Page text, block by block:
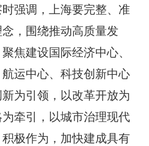
强调，上海要完整、准
，围绕推动高质量发
焦建设国际经济中心、
运中心、科技创新中心
为引领，以改革开放为
牵引，以城市治理现代
极作为，加快建成具有